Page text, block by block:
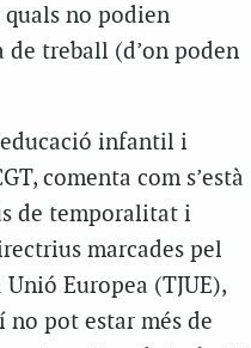
no podien
de treball (d’on poden
infantil i
comenta com s’està
de temporalitat i
marcades pel
Europea (TJUE),
no pot estar més de